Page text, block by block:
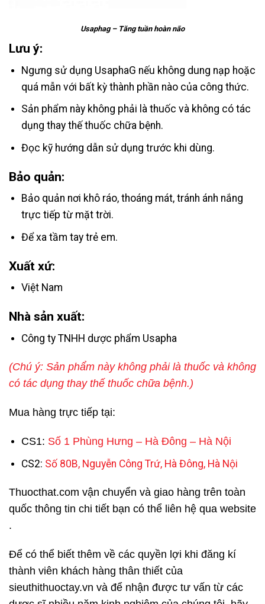
Usaphag – Tăng tuần hoàn não
Lưu ý:
Ngưng sử dụng UsaphaG nếu không dung nạp hoặc
quá mẫn với bất kỳ thành phần nào của công thức.
Sản phẩm này không phải là thuốc và không có tác
dụng thay thế thuốc chữa bệnh.
Đọc kỹ hướng dẫn sử dụng trước khi dùng.
Bảo quản:
Bảo quản nơi khô ráo, thoáng mát, tránh ánh nắng
trực tiếp từ mặt trời.
Để xa tầm tay trẻ em.
Xuất xứ:
Việt Nam
Nhà sản xuất:
Công ty TNHH dược phẩm Usapha
(Chú ý: Sản phẩm này không phải là thuốc và không
có tác dụng thay thế thuốc chữa bệnh.)
Mua hàng trực tiếp tại:
CS1: Số 1 Phùng Hưng – Hà Đông – Hà Nội
CS2: Số 80B, Nguyễn Công Trứ, Hà Đông, Hà Nội
Thuocthat.com vận chuyển và giao hàng trên toàn
quốc thông tin chi tiết bạn có thể liên hệ qua website
.
Để có thể biết thêm về các quyền lợi khi đăng kí
thành viên khách hàng thân thiết của
sieuthithuoctay.vn và để nhận được tư vấn từ các